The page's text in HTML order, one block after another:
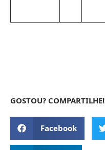
GOSTOU? COMPARTILHE!
Facebook